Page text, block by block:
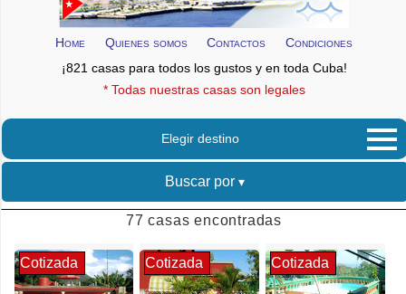
Home Quienes somos Contactos
Condiciones
¡821 casas para todos los gustos y en toda Cuba!
* Todas nuestras casas son legales
Elegir destino
Buscar por
77 casas encontradas
Cotizada Cotizada Cotizada